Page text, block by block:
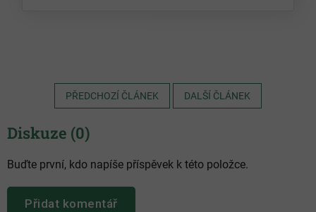
PŘEDCHOZÍ ČLÁNEK DALŠÍ ČLÁNEK
Diskuze (0)
Buďte první, kdo napíše příspěvek k této položce.
Přidat komentář